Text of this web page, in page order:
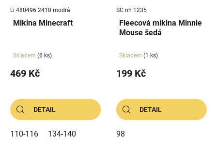
Li 480496 2410 modrá
Mikina Minecraft
Skladem (6 ks)
469 Kč
DETAIL
110-116 134-140
SC nh 1235
Fleecová mikina Minnie
Mouse šedá
Skladem (1 ks)
199 Kč
DETAIL
98